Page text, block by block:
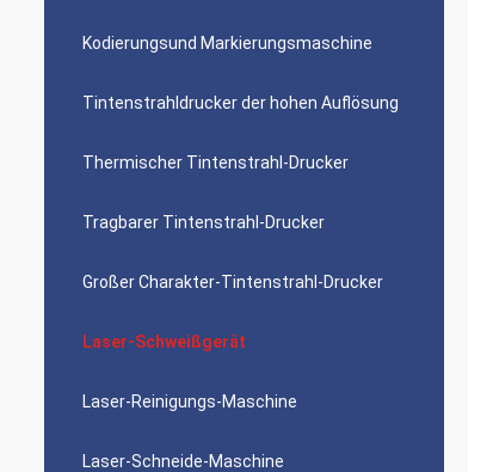
Kodierungsund Markierungsmaschine
Tintenstrahldrucker der hohen Auflösung
Thermischer Tintenstrahl-Drucker
Tragbarer Tintenstrahl-Drucker
Großer Charakter-Tintenstrahl-Drucker
Laser-Schweißgerät
Laser-Reinigungs-Maschine
Laser-Schneide-Maschine